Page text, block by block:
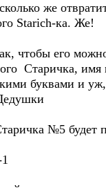
же
Starich-ка. Же!
чтобы его
Старичка, имя
буквами и
№5 будет